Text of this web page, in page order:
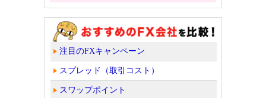
注目のFXキャンペーン
スプレッド（取引コスト）
スワップポイント